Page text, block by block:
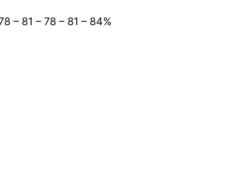
– 81 – 78 – 81 – 84%